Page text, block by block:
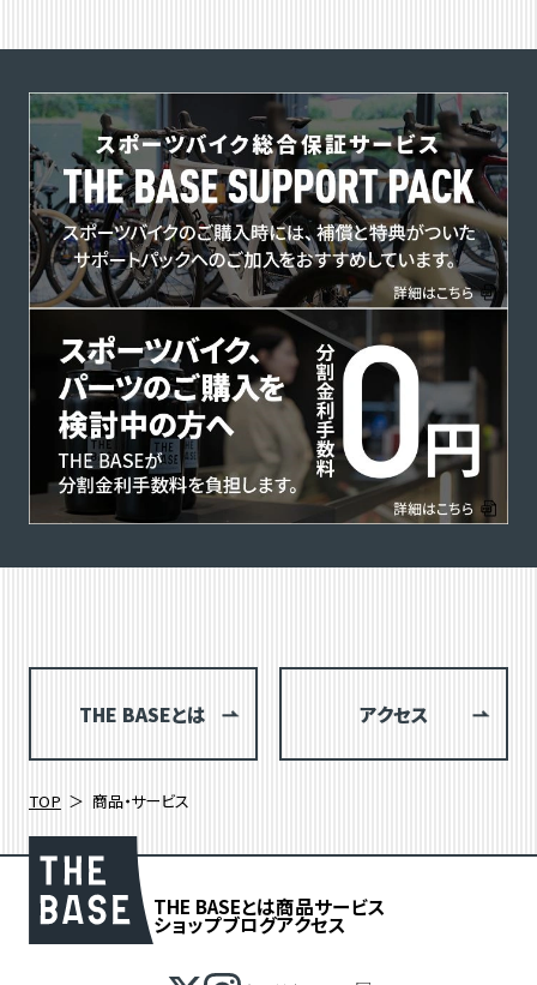
THE BASEとは アクセス
TOP 商品・サービス
THE BASEとは商品サービス
ショップブログアクセス